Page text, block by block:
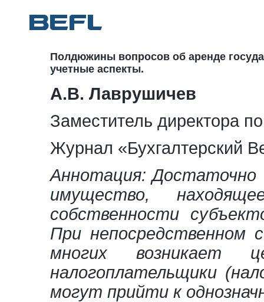
Полдюжины вопросов об аренде
учетные аспекты.
А.В. Лаврушичев
Заместитель директора
Журнал «Бухгалтерский
Аннотация: Достаточно
имущество,
собственности
При непосредственном
многих возникает
налогоплательщики
могут прийти к